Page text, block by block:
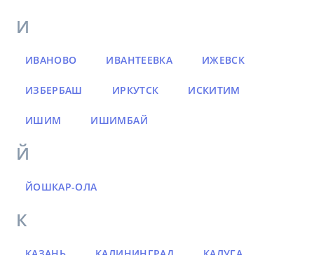
И
ИВАНОВО ИВАНТЕЕВКА ИЖЕВСК
ИЗБЕРБАШ ИРКУТСК ИСКИТИМ
ИШИМ ИШИМБАЙ
Й
ЙОШКАР-ОЛА
К